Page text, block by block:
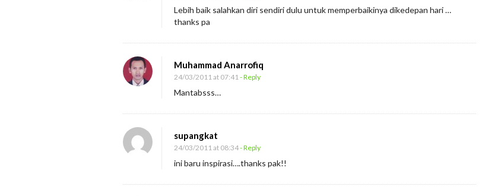
c
u
s
f
C
t
r
o
l
Lebih baik salahkan diri sendiri dulu untuk memperbaikinya dikedepan hari …
thanks pa
Muhammad Anarrofiq
24/03/2011 at 07:41- Reply
Mantabsss…
supangkat
24/03/2011 at 08:34- Reply
ini baru inspirasi….thanks pak!!